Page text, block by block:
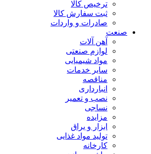
ترخیص کالا
ثبت سفارش کالا
صادرات و واردات
صنعت
آهن آلات
لوازم صنعتی
مواد شیمیایی
سایر خدمات
مناقصه
انبارداری
نصب و تعمیر
نساجی
مزایده
ابزار و یراق
تولید مواد غذایی
کارخانه